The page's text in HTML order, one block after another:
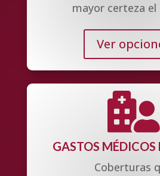
mayor certeza
Ver

GASTOS MÉDICOS
Coberturas